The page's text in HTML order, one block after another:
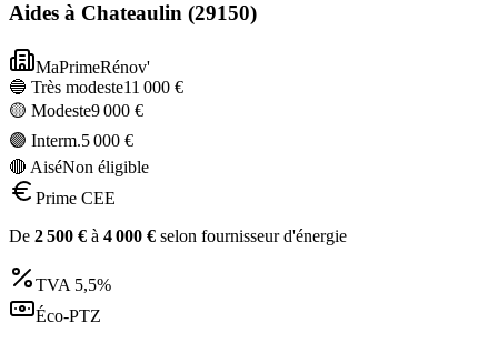
Aides à Chateaulin (29150)
MaPrimeRénov'
🔵 Très modeste11 000 €
🟡 Modeste9 000 €
🟣 Interm.5 000 €
🔴 AiséNon éligible
Prime CEE
De 2 500 € à 4 000 € selon fournisseur d'énergie
TVA 5,5%
Éco-PTZ